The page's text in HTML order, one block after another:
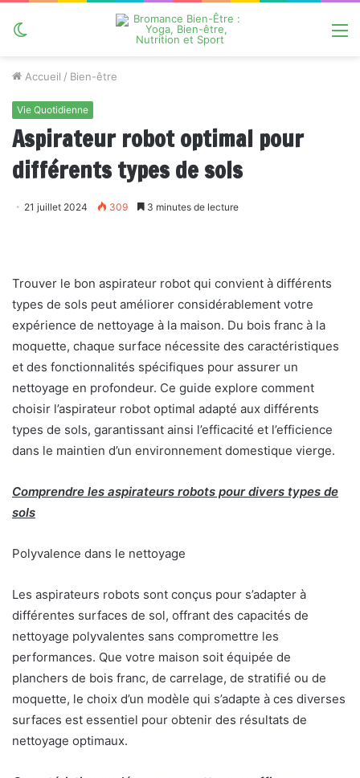
Accueil / Bien-être
Vie Quotidienne
Aspirateur robot optimal pour
différents types de sols
21 juillet 2024 309 3 minutes de lecture
Trouver le bon aspirateur robot qui convient à différents
types de sols peut améliorer considérablement votre
expérience de nettoyage à la maison. Du bois franc à la
moquette, chaque surface nécessite des caractéristiques
et des fonctionnalités spécifiques pour assurer un
nettoyage en profondeur. Ce guide explore comment
choisir l’aspirateur robot optimal adapté aux différents
types de sols, garantissant ainsi l’efficacité et l’efficience
dans le maintien d’un environnement domestique vierge.
Comprendre les aspirateurs robots pour divers types de
sols
Polyvalence dans le nettoyage
Les aspirateurs robots sont conçus pour s’adapter à
différentes surfaces de sol, offrant des capacités de
nettoyage polyvalentes sans compromettre les
performances. Que votre maison soit équipée de
planchers de bois franc, de carrelage, de stratifié ou de
moquette, le choix d’un modèle qui s’adapte à ces diverses
surfaces est essentiel pour obtenir des résultats de
nettoyage optimaux.